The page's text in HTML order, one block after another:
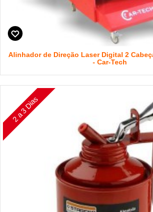
Alinhador de Direção Laser Digital 2
- Car-Tech
2 a 3 Dias